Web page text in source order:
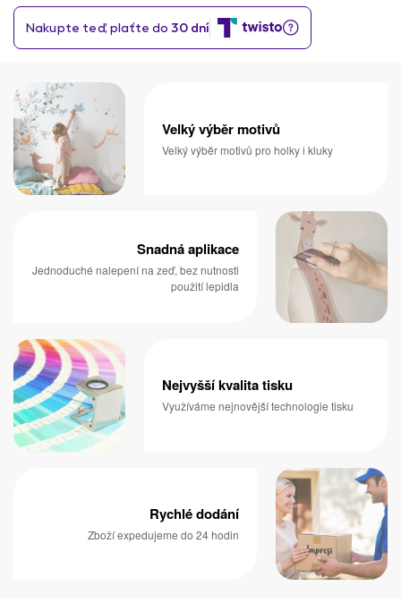
Velký výběr motivů
Velký výběr motivů pro holky i kluky
Snadná aplikace
Jednoduché nalepení na zeď, bez nutnosti
použití lepidla
Nejvyšší kvalita tisku
Využíváme nejnovější technologie tisku
Rychlé dodání
Zboží expedujeme do 24 hodin